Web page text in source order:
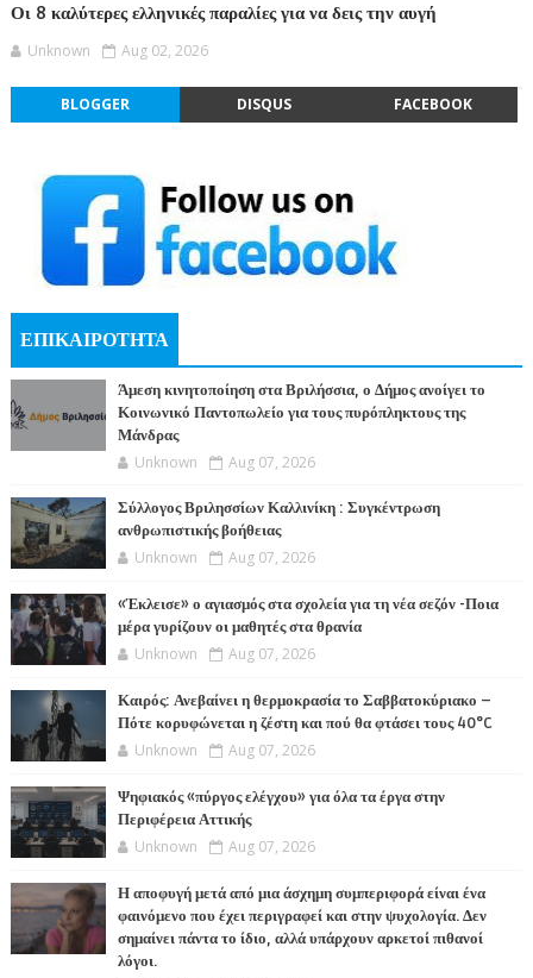
Οι 8 καλύτερες ελληνικές παραλίες για να δεις την αυγή
Unknown Aug 02, 2026
BLOGGER DISQUS FACEBOOK
ΕΠΙΚΑΙΡΟΤΗΤΑ
Άμεση κινητοποίηση στα Βριλήσσια, ο Δήμος ανοίγει το
Κοινωνικό Παντοπωλείο για τους πυρόπληκτους της
Μάνδρας
Unknown Aug 07, 2026
Σύλλογος Βριλησσίων Καλλινίκη : Συγκέντρωση
ανθρωπιστικής βοήθειας
Unknown Aug 07, 2026
«Έκλεισε» ο αγιασμός στα σχολεία για τη νέα σεζόν -Ποια
μέρα γυρίζουν οι μαθητές στα θρανία
Unknown Aug 07, 2026
Καιρός: Ανεβαίνει η θερμοκρασία το Σαββατοκύριακο –
Πότε κορυφώνεται η ζέστη και πού θα φτάσει τους 40°C
Unknown Aug 07, 2026
Ψηφιακός «πύργος ελέγχου» για όλα τα έργα στην
Περιφέρεια Αττικής
Unknown Aug 07, 2026
Η αποφυγή μετά από μια άσχημη συμπεριφορά είναι ένα
φαινόμενο που έχει περιγραφεί και στην ψυχολογία. Δεν
σημαίνει πάντα το ίδιο, αλλά υπάρχουν αρκετοί πιθανοί
λόγοι.